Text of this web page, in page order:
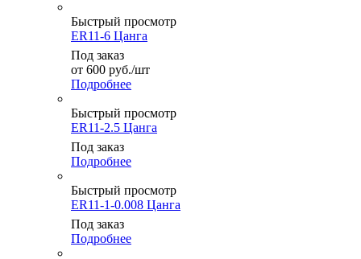
Быстрый просмотр
ER11-6 Цанга
Под заказ
от 600 руб./шт
Подробнее
Быстрый просмотр
ER11-2.5 Цанга
Под заказ
Подробнее
Быстрый просмотр
ER11-1-0.008 Цанга
Под заказ
Подробнее